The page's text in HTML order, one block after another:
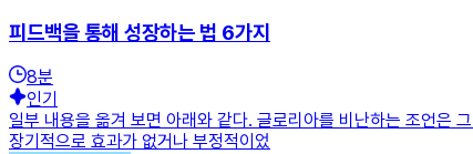
피드백을 통해 성장하는 법 6가지
8분
인기
일부 내용을 옮겨 보면 아래와 같다. 글로리아를 비난하는 조언은
장기적으로 효과가 없거나 부정적이었